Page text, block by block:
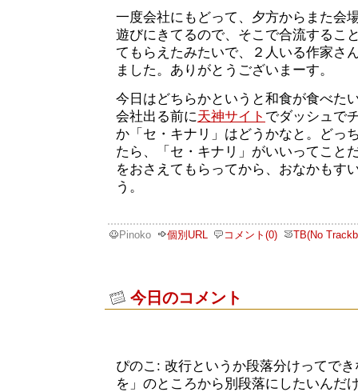
一度会社にもどって、夕方からまた会
遊びにきてるので、そこで合流するこ
てもらえたみたいで、２人いる作家さ
ました。ありがとうございまーす。
今日はどちらかというと和食が食べた
会社出る前に天神サイト でダッシュで
か「セ・キナリ」はどうかなと。どっ
たら、「セ・キナリ」がいいってこと
をおさえてもらってから、おなかもす
う。
Pinoko 個別URL コメント(0) TB(No
今日のコメント
ぴのこ: 改行というか段落分けってで
を」のところから別段落にしたいんだ